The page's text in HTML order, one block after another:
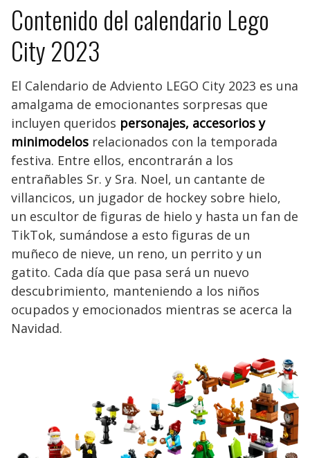
Contenido del calendario Lego
City 2023
El Calendario de Adviento LEGO City 2023 es una
amalgama de emocionantes sorpresas que
incluyen queridos personajes, accesorios y
minimodelos relacionados con la temporada
festiva. Entre ellos, encontrarán a los
entrañables Sr. y Sra. Noel, un cantante de
villancicos, un jugador de hockey sobre hielo,
un escultor de figuras de hielo y hasta un fan de
TikTok, sumándose a esto figuras de un
muñeco de nieve, un reno, un perrito y un
gatito. Cada día que pasa será un nuevo
descubrimiento, manteniendo a los niños
ocupados y emocionados mientras se acerca la
Navidad.